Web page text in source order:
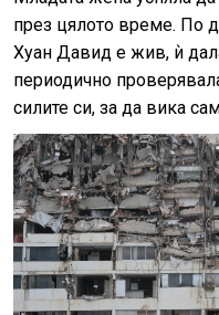
през цялото време. По
Хуан Давид е жив, ѝ
периодично
силите си, за да вика